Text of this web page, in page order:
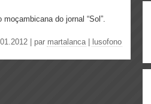
do jornal “Sol”.
| par martalanca| lusofono